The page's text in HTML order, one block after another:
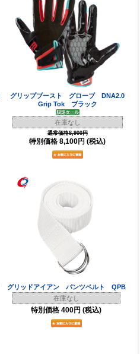
グリップブースト グローブ DNA2.0
Grip Tok ブラック
在庫なし
通常価格8,900円
特別価格 8,100円 (税込)
グリッドアイアン パンツベルト QPB
在庫なし
特別価格 400円 (税込)